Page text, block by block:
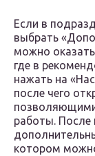
Если в
выбрать
можно
где в
нажать на
после чего
работы. После
котором